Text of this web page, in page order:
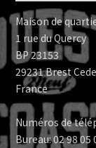
Maison de
1 rue du Quercy
BP 23153
29231 Brest
France
Numéros de
Bureau: 02 98 05